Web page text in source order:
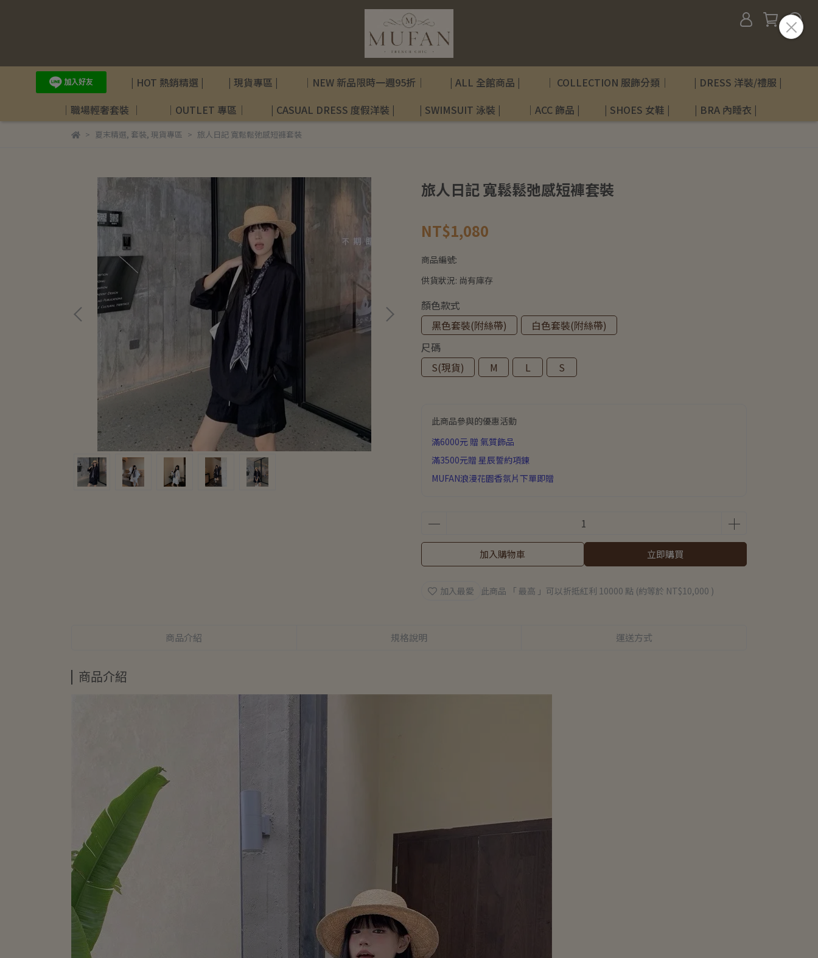
| HOT 熱銷精選 | | 現貨專區 | ｜NEW 新品限時一週95折｜ | ALL 全館商品 | ｜ COLLECTION 服飾分類｜
| DRESS 洋裝/禮服 |
｜職場輕奢套裝 ｜
｜OUTLET 專區｜ | CASUAL DRESS 度假洋裝 | | SWIMSUIT 泳裝 | ｜ACC 飾品 | | SHOES 女鞋 | | BRA 內睡衣 |
夏末精選, 套裝, 現貨專區 旅人日記 寬鬆鬆弛感短褲套裝
旅人日記 寬鬆鬆弛感短褲套裝
NT$1,080
商品編號:
供貨狀況: 尚有庫存
顏色款式
黑色套裝(附絲帶)
白色套裝(附絲帶)
尺碼
S(現貨)
M L S
此商品參與的優惠活動
滿6000元 贈 氣質飾品
滿3500元贈 星辰誓約項鍊
MUFAN浪漫花園香氛片下單即贈
加入購物車 立即購買
加入最愛 此商品 「 最高 」可以折抵紅利 10000 點 (約等於 NT$10,000 )
商品介紹 規格說明 運送方式
商品介紹